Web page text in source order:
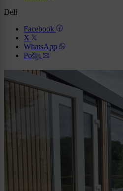
Deli
Facebook
X
WhatsApp
Pošlji